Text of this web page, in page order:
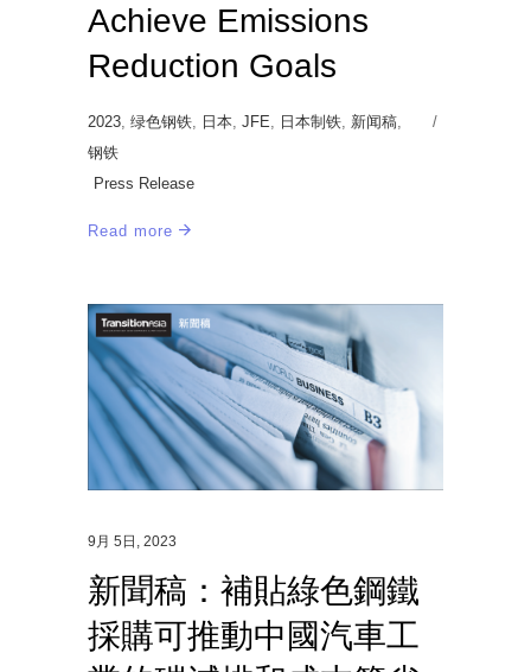
Achieve Emissions
Reduction Goals
2023 绿色钢铁 日本 JFE 日本制铁 新闻稿
钢铁
Press Release
Read more
9月 5日, 2023
新聞稿：補貼綠色鋼鐵
採購可推動中國汽車工